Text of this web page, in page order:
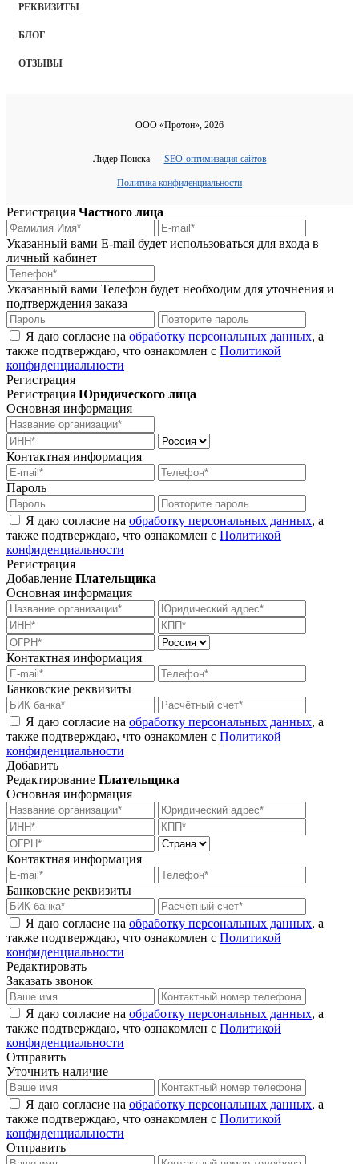
РЕКВИЗИТЫ
БЛОГ
ОТЗЫВЫ
ООО «Протон», 2026
Лидер Поиска — SEO-оптимизация сайтов
Политика конфиденциальности
Регистрация Частного лица
Указанный вами E-mail будет использоваться для входа в
личный кабинет
Указанный вами Телефон будет необходим для уточнения и
подтверждения заказа
Я даю согласие на обработку персональных данных, а
также подтверждаю, что ознакомлен с Политикой
конфиденциальности
Регистрация
Регистрация Юридического лица
Основная информация
Контактная информация
Пароль
Я даю согласие на обработку персональных данных, а
также подтверждаю, что ознакомлен с Политикой
конфиденциальности
Регистрация
Добавление Плательщика
Основная информация
Контактная информация
Банковские реквизиты
Я даю согласие на обработку персональных данных, а
также подтверждаю, что ознакомлен с Политикой
конфиденциальности
Добавить
Редактирование Плательщика
Основная информация
Контактная информация
Банковские реквизиты
Я даю согласие на обработку персональных данных, а
также подтверждаю, что ознакомлен с Политикой
конфиденциальности
Редактировать
Заказать звонок
Я даю согласие на обработку персональных данных, а
также подтверждаю, что ознакомлен с Политикой
конфиденциальности
Отправить
Уточнить наличие
Я даю согласие на обработку персональных данных, а
также подтверждаю, что ознакомлен с Политикой
конфиденциальности
Отправить